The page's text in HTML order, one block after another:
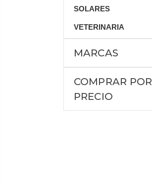
SOLARES
VETERINARIA
MARCAS
COMPRAR POR
PRECIO